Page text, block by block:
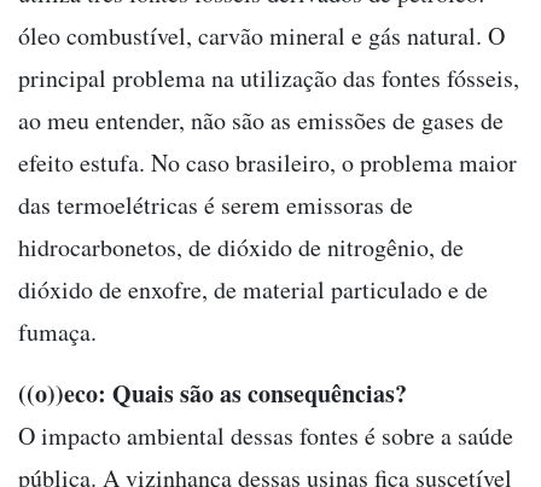
óleo combustível, carvão mineral e gás natural. O
principal problema na utilização das fontes fósseis,
ao meu entender, não são as emissões de gases de
efeito estufa. No caso brasileiro, o problema maior
das termoelétricas é serem emissoras de
hidrocarbonetos, de dióxido de nitrogênio, de
dióxido de enxofre, de material particulado e de
fumaça.
((o))eco: Quais são as consequências?
O impacto ambiental dessas fontes é sobre a saúde
pública. A vizinhança dessas usinas fica suscetível